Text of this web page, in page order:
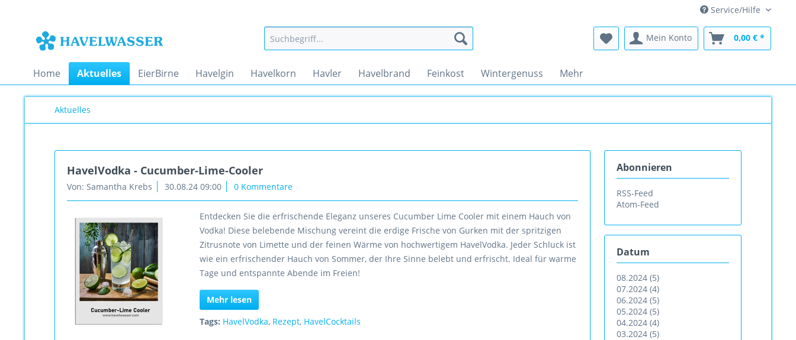
Service/Hilfe
Mein Konto 0,00 € *
Home Aktuelles EierBirne Havelgin Havelkorn Havler Havelbrand Feinkost Wintergenuss Mehr
Aktuelles
Abonnieren
RSS-Feed
Atom-Feed
Datum
08.2024 (5)
07.2024 (4)
06.2024 (5)
05.2024 (5)
04.2024 (4)
03.2024 (5)
HavelVodka - Cucumber-Lime-Cooler
Von: Samantha Krebs 30.08.24 09:00 0 Kommentare
Entdecken Sie die erfrischende Eleganz unseres Cucumber Lime Cooler mit einem Hauch von
Vodka! Diese belebende Mischung vereint die erdige Frische von Gurken mit der spritzigen
Zitrusnote von Limette und der feinen Wärme von hochwertigem HavelVodka. Jeder Schluck ist
wie ein erfrischender Hauch von Sommer, der Ihre Sinne belebt und erfrischt. Ideal für warme
Tage und entspannte Abende im Freien!
Mehr lesen
Tags: HavelVodka, Rezept, HavelCocktails